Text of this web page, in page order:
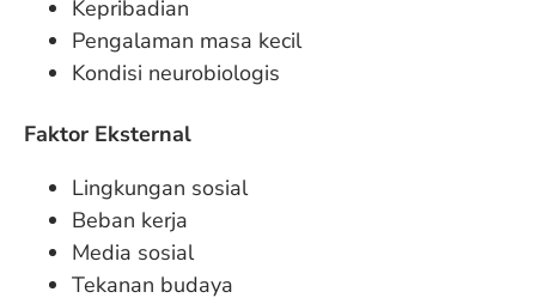
Kepribadian
Pengalaman masa kecil
Kondisi neurobiologis
Faktor Eksternal
Lingkungan sosial
Beban kerja
Media sosial
Tekanan budaya